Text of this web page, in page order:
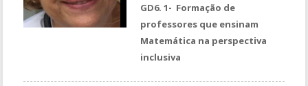
GD6. 1- Formação de
professores que ensinam
Matemática na perspectiva
inclusiva